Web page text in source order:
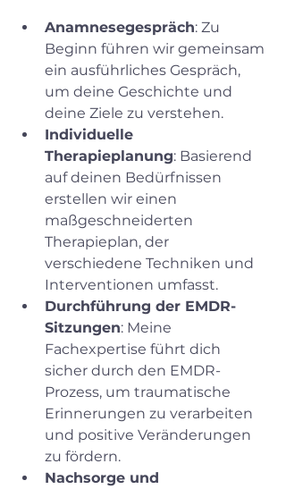
Anamnesegespräch: Zu
Beginn führen wir gemeinsam
ein ausführliches Gespräch,
um deine Geschichte und
deine Ziele zu verstehen.
Individuelle
Therapieplanung: Basierend
auf deinen Bedürfnissen
erstellen wir einen
maßgeschneiderten
Therapieplan, der
verschiedene Techniken und
Interventionen umfasst.
Durchführung der EMDR-
Sitzungen: Meine
Fachexpertise führt dich
sicher durch den EMDR-
Prozess, um traumatische
Erinnerungen zu verarbeiten
und positive Veränderungen
zu fördern.
Nachsorge und